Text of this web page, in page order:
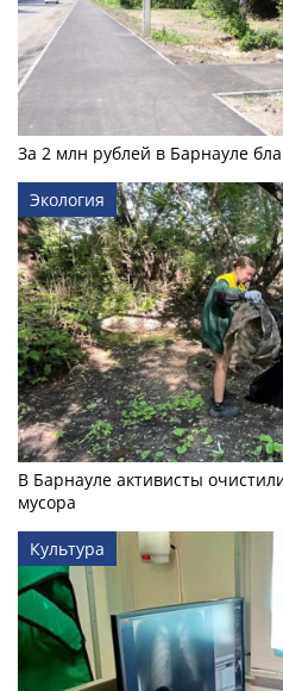
За 2 млн рублей в Барнауле
Экология
В Барнауле активисты
мусора
Культура